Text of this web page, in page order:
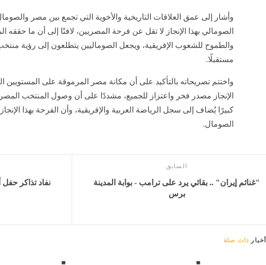
وأشار إلى عمق العلاقات التاريخية والأخوية التي تجمع بين مصر
الصومالي بهذا الإنجاز لا تقل عن فرحة المصريين، لافتًا إلى أن ما حققه
والطموح للشعوب الإفريقية، ويجعل الصوماليين يتطلعون إلى رؤية
مستقبلًا.
واختتم تصريحاته بالتأكيد على أن مكانة مصر المرموقة على المستويين
كبيرًا يُضاف إلى سجل الرياضة العربية والإفريقية، وأن الفرحة بهذا
الصومال.
السابق
"غنائم إيران" .. بقائي يرد على ترامب - بوابة المدينة
برس
نفاد تذاكر
أخبار ذات صلة